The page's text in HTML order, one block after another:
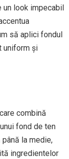
look impecabil
să aplici fondul
uniform și
combină
fond de ten
la medie,
ingredientelor